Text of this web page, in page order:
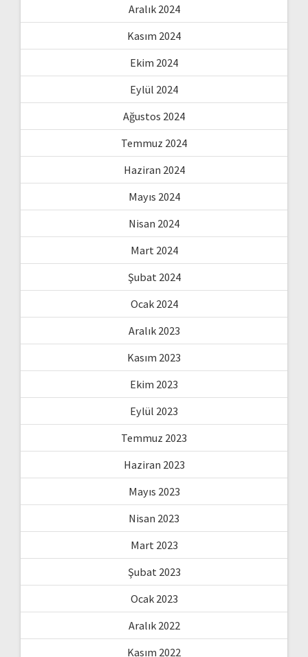
Aralık 2024
Kasım 2024
Ekim 2024
Eylül 2024
Ağustos 2024
Temmuz 2024
Haziran 2024
Mayıs 2024
Nisan 2024
Mart 2024
Şubat 2024
Ocak 2024
Aralık 2023
Kasım 2023
Ekim 2023
Eylül 2023
Temmuz 2023
Haziran 2023
Mayıs 2023
Nisan 2023
Mart 2023
Şubat 2023
Ocak 2023
Aralık 2022
Kasım 2022